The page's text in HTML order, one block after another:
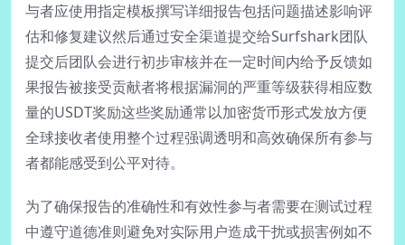
与者应使用指定模板撰写详细报告包括问题描述影响评
估和修复建议然后通过安全渠道提交给Surfshark团队
提交后团队会进行初步审核并在一定时间内给予反馈如
果报告被接受贡献者将根据漏洞的严重等级获得相应数
量的USDT奖励这些奖励通常以加密货币形式发放方便
全球接收者使用整个过程强调透明和高效确保所有参与
者都能感受到公平对待。
为了确保报告的准确性和有效性参与者需要在测试过程
中遵守道德准则避免对实际用户造成干扰或损害例如不